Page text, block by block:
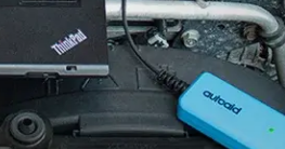
vorne (FDIM)